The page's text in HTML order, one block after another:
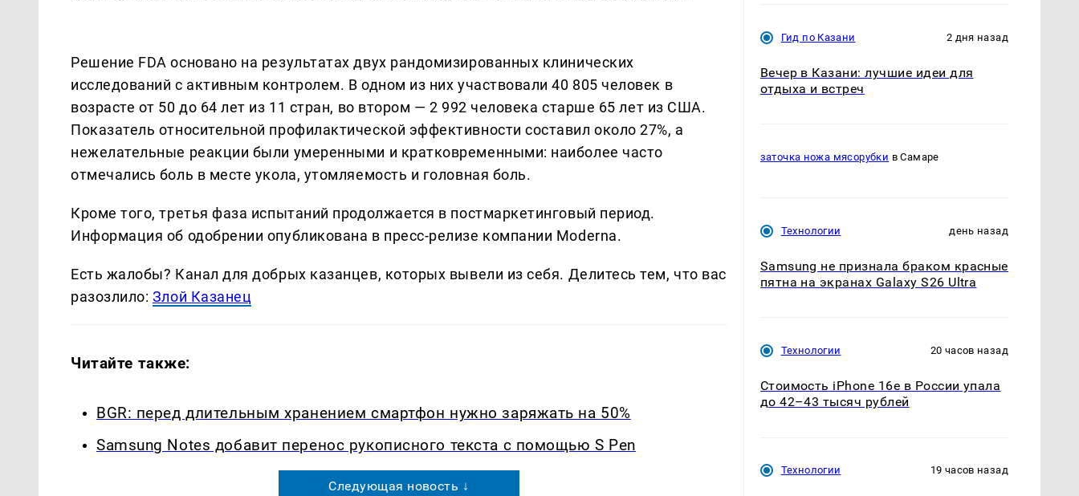
Решение FDA основано на результатах двух рандомизированных клинических
исследований с активным контролем. В одном из них участвовали 40 805 человек в
возрасте от 50 до 64 лет из 11 стран, во втором — 2 992 человека старше 65 лет из США.
Показатель относительной профилактической эффективности составил около 27%, а
нежелательные реакции были умеренными и кратковременными: наиболее часто
отмечались боль в месте укола, утомляемость и головная боль.
Кроме того, третья фаза испытаний продолжается в постмаркетинговый период.
Информация об одобрении опубликована в пресс-релизе компании Moderna.
Есть жалобы? Канал для добрых казанцев, которых вывели из себя. Делитеcь тем, что вас
разозлило: Злой Казанец
Читайте также:
BGR: перед длительным хранением смартфон нужно заряжать на 50%
Samsung Notes добавит перенос рукописного текста с помощью S Pen
Следующая новость ↓
Гид по Казани 2 дня назад
Вечер в Казани: лучшие идеи для
отдыха и встреч
заточка ножа мясорубки в Самаре
Технологии день назад
Samsung не признала браком красные
пятна на экранах Galaxy S26 Ultra
Технологии 20 часов назад
Стоимость iPhone 16e в России упала
до 42–43 тысяч рублей
Технологии 19 часов назад